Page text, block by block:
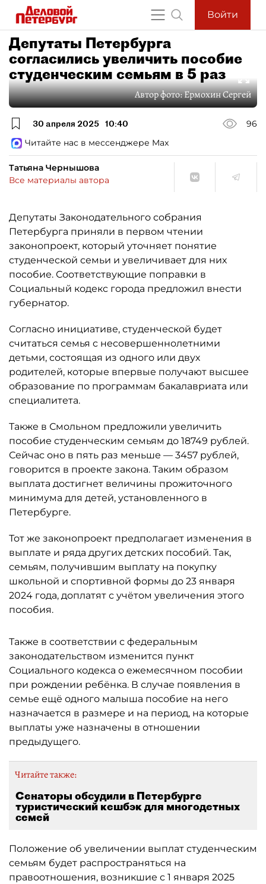
Войти
Депутаты Петербурга
согласились увеличить пособие
студенческим семьям в 5 раз
Автор фото:Ермохин Сергей
30 апреля 2025 10:40
96
Читайте нас в мессенджере Max
Татьяна Чернышова
Все материалы автора
Депутаты Законодательного собрания
Петербурга приняли в первом чтении
законопроект, который уточняет понятие
студенческой семьи и увеличивает для них
пособие. Соответствующие поправки в
Социальный кодекс города предложил внести
губернатор.
Согласно инициативе, студенческой будет
считаться семья с несовершеннолетними
детьми, состоящая из одного или двух
родителей, которые впервые получают высшее
образование по программам бакалавриата или
специалитета.
Также в Смольном предложили увеличить
пособие студенческим семьям до 18749 рублей.
Сейчас оно в пять раз меньше — 3457 рублей,
говорится в проекте закона. Таким образом
выплата достигнет величины прожиточного
минимума для детей, установленного в
Петербурге.
Тот же законопроект предполагает изменения в
выплате и ряда других детских пособий. Так,
семьям, получившим выплату на покупку
школьной и спортивной формы до 23 января
2024 года, доплатят с учётом увеличения этого
пособия.
Также в соответствии с федеральным
законодательством изменится пункт
Социального кодекса о ежемесячном пособии
при рождении ребёнка. В случае появления в
семье ещё одного малыша пособие на него
назначается в размере и на период, на которые
выплаты уже назначены в отношении
предыдущего.
Читайте также:
Сенаторы обсудили в Петербурге
туристический кешбэк для многодетных
семей
Положение об увеличении выплат студенческим
семьям будет распространяться на
правоотношения, возникшие с 1 января 2025